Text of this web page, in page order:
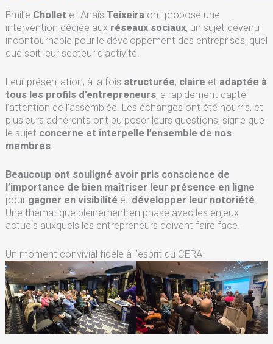
Émilie Chollet et Anaïs Teixeira ont proposé une
intervention dédiée aux réseaux sociaux, un sujet devenu
incontournable pour le développement des entreprises, quel
que soit leur secteur d’activité.
Leur présentation, à la fois structurée, claire et adaptée à
tous les profils d’entrepreneurs, a rapidement capté
l’attention de l’assemblée. Les échanges ont été nourris, et
plusieurs adhérents ont pu poser leurs questions, signe que
le sujet concerne et interpelle l’ensemble de nos
membres.
Beaucoup ont souligné avoir pris conscience de
l’importance de bien maîtriser leur présence en ligne
pour gagner en visibilité et développer leur notoriété.
Une thématique pleinement en phase avec les enjeux
actuels auxquels les entrepreneurs doivent faire face.
Un moment convivial fidèle à l’esprit du CERA